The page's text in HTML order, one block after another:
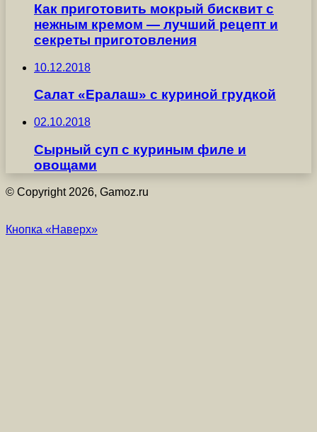
Как приготовить мокрый бисквит с
нежным кремом — лучший рецепт и
секреты приготовления
10.12.2018
Салат «Ералаш» с куриной грудкой
02.10.2018
Сырный суп с куриным филе и
овощами
© Copyright 2026, Gamoz.ru
Кнопка «Наверх»